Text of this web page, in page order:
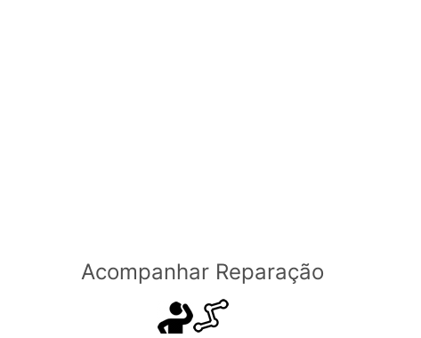
Acompanhar Reparação